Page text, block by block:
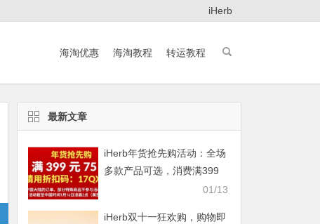
iHerb
海淘优惠 海淘教程 转运教程
最新文章
iHerb年货抢先购活动：全场
多款产品可选，消费满399
01/13
iHerb双十一狂欢购，购物即